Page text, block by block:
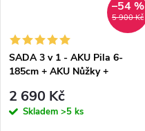
5 900 Kč
–54 %
SADA 3 v 1 - AKU Pila 6-
185cm + AKU Nůžky +
nůžky
2 690 Kč
Skladem >5 ks